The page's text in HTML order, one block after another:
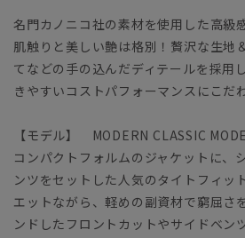
名門カノニコ社の素材を使用した高級
肌触りと美しい艶は格別！贅沢な生地
てなどの手の込んだディテールを採用
きやすいコストパフォーマンスにこだ
【モデル】 MODERN CLASSIC
コンパクトフォルムのジャケットに、
ンツをセットした人気のタイトフィッ
エットながら、軽めの副資材で窮屈さ
ンドしたフロントカットやサイドベン